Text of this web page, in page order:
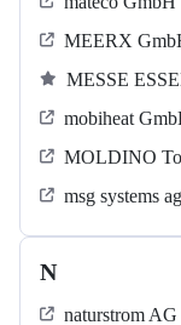
MEERX
MESSE
mobiheat
MOLDINO
msg systems ag
N
naturstrom AG